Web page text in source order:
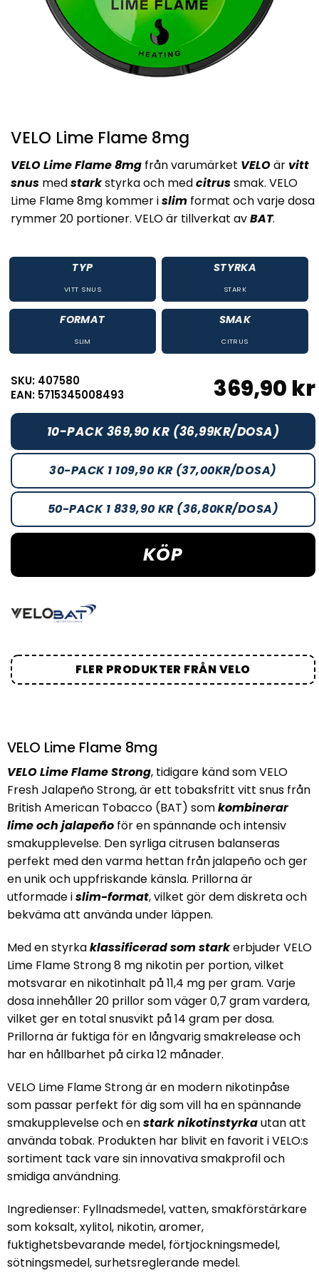
VELO Lime Flame 8mg
VELO Lime Flame 8mg från varumärket VELOär vitt
snus medstarkstyrka och medcitrussmak. VELO
Lime Flame 8mg kommer islim format och varje dosa
rymmer 20 portioner. VELO är tillverkat avBAT.
TYP
VITT SNUS
STYRKA
STARK
FORMAT
SLIM
SMAK
CITRUS
SKU: 407580
EAN: 5715345008493
369,90 kr
10-PACK 369,90 KR (36,99KR/DOSA)
30-PACK 1 109,90 KR (37,00KR/DOSA)
50-PACK 1 839,90 KR (36,80KR/DOSA)
KÖP
FLER PRODUKTER FRÅN VELO
VELO Lime Flame 8mg
VELO Lime Flame Strong, tidigare känd som VELO
Fresh Jalapeño Strong, är ett tobaksfritt vitt snus från
British American Tobacco (BAT) somkombinerar
lime och jalapeñoför en spännande och intensiv
smakupplevelse. Den syrliga citrusen balanseras
perfekt med den varma hettan från jalapeño och ger
en unik och uppfriskande känsla. Prillorna är
utformade islim-format, vilket gör dem diskreta och
bekväma att använda under läppen.
Med en styrkaklassificerad som starkerbjuder VELO
Lime Flame Strong 8 mg nikotin per portion, vilket
motsvarar en nikotinhalt på 11,4 mg per gram. Varje
dosa innehåller 20 prillor som väger 0,7 gram vardera,
vilket ger en total snusvikt på 14 gram per dosa.
Prillorna är fuktiga för en långvarig smakrelease och
har en hållbarhet på cirka 12 månader.
VELO Lime Flame Strong är en modern nikotinpåse
som passar perfekt för dig som vill ha en spännande
smakupplevelse och enstark nikotinstyrkautan att
använda tobak. Produkten har blivit en favorit i VELO:s
sortiment tack vare sin innovativa smakprofil och
smidiga användning.
Ingredienser: Fyllnadsmedel, vatten, smakförstärkare
som koksalt, xylitol, nikotin, aromer,
fuktighetsbevarande medel, förtjockningsmedel,
sötningsmedel, surhetsreglerande medel.